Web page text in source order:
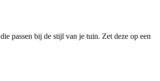
die passen bij de stijl van je tuin. Zet deze op een